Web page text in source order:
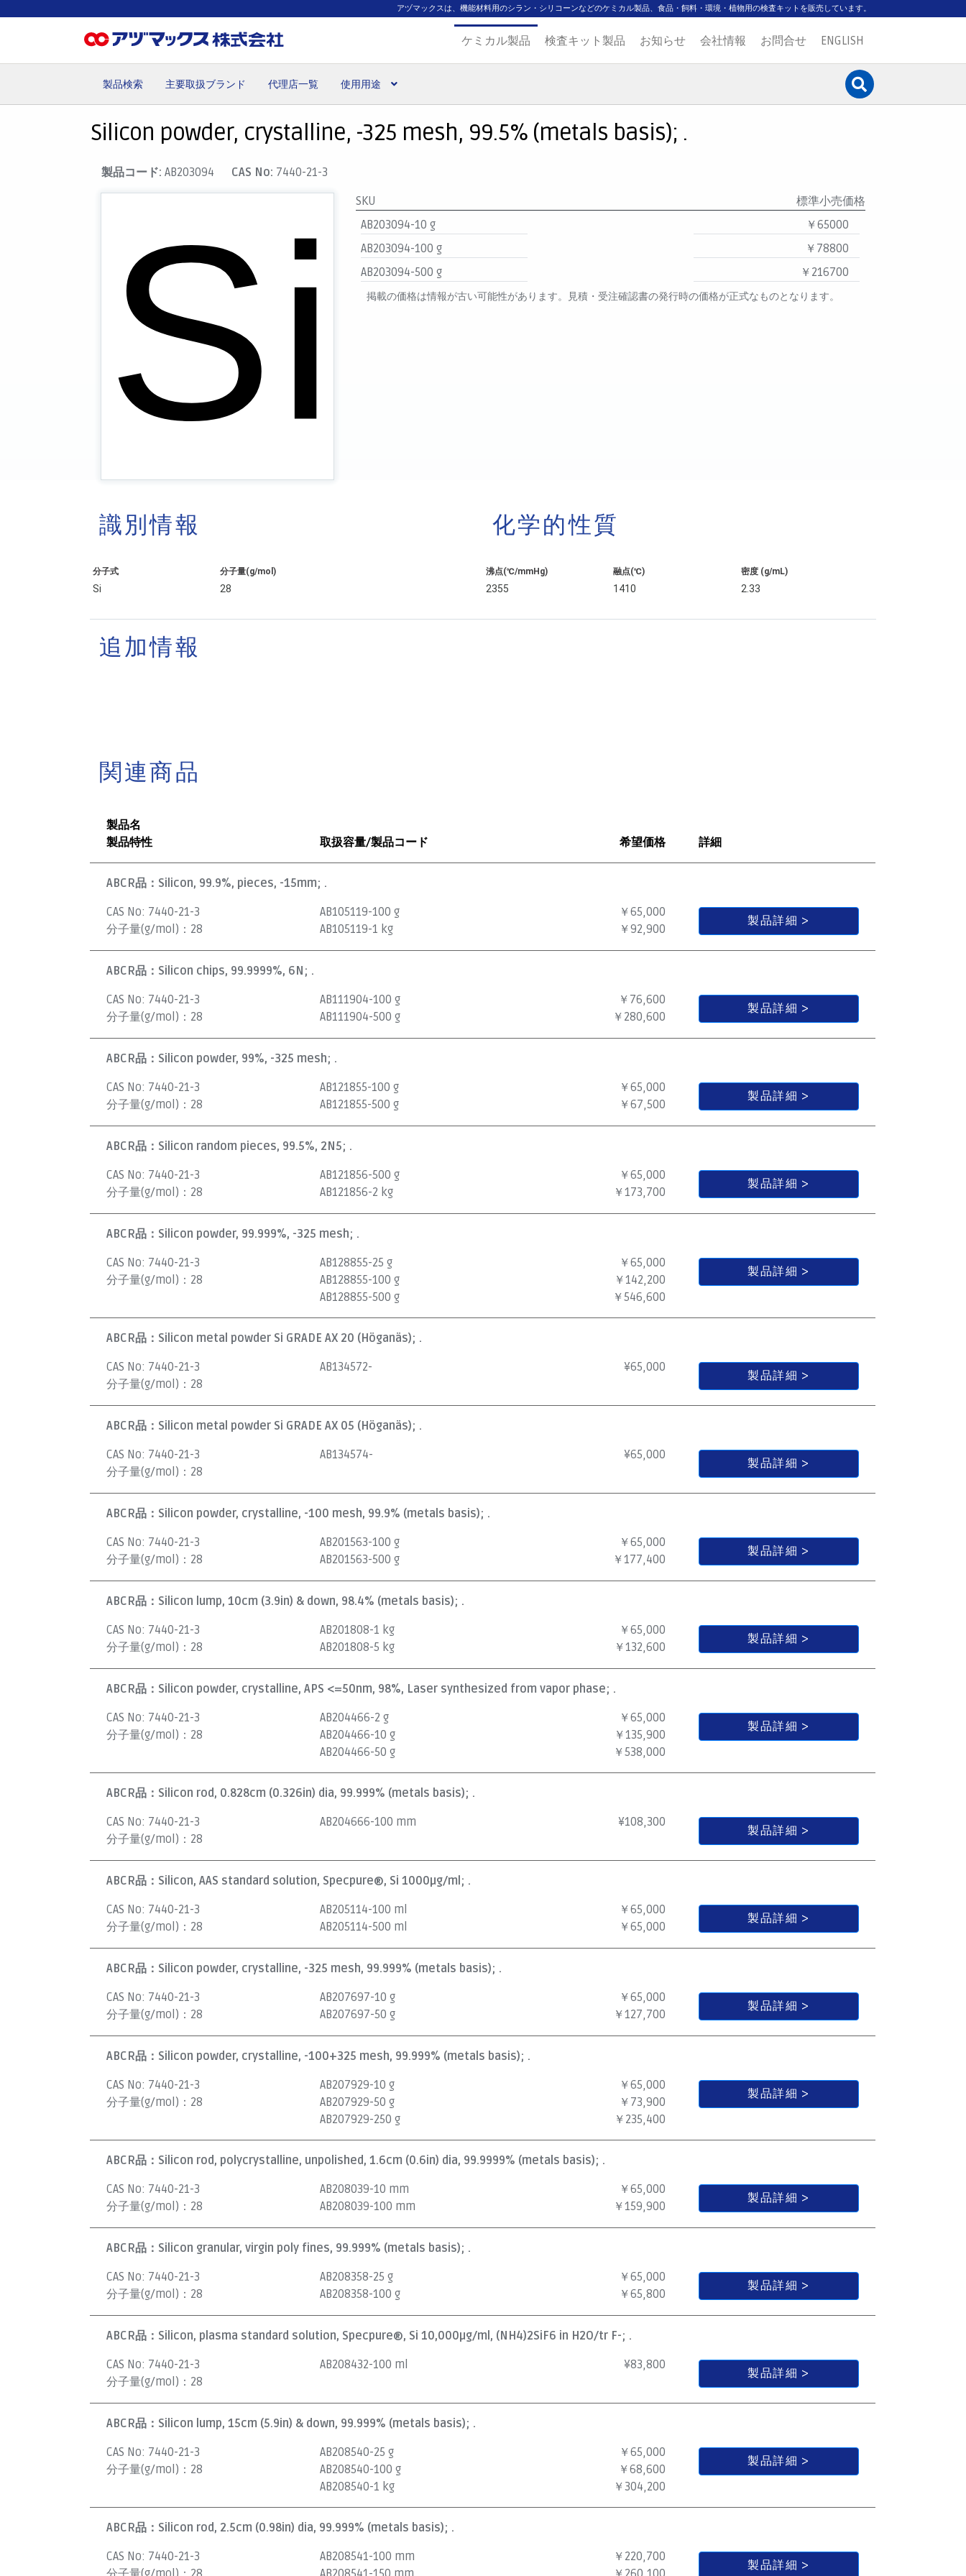
アヅマックスは、機能材料用のシラン・シリコーンなどのケミカル製品、食品・飼料・環境・植物用の検査キットを販売しています。
ケミカル製品 検査キット製品 お知らせ 会社情報 お問合せ ENGLISH
製品検索 主要取扱ブランド 代理店一覧 使用用途
Silicon powder, crystalline, -325 mesh, 99.5% (metals basis); .
製品コード:AB203094 CAS No: 7440-21-3
SKU
標準小売価格
AB203094-10 g
￥65000
AB203094-100 g
￥78800
AB203094-500 g
￥216700
掲載の価格は情報が古い可能性があります。見積・受注確認書の発行時の価格が正式なものとなります。
識別情報
分子式
Si
分子量(g/mol)
28
化学的性質
沸点(℃/mmHg)
2355
融点(℃)
1410
密度 (g/mL)
2.33
追加情報
関連商品
製品名
製品特性
取扱容量/製品コード 希望価格 詳細
ABCR品： Silicon, 99.9%, pieces, -15mm; .
CAS No: 7440-21-3
分子量(g/mol)： 28
AB105119-100 g
AB105119-1 kg
￥65,000
￥92,900
製品詳細
ABCR品： Silicon chips, 99.9999%, 6N; .
CAS No: 7440-21-3
分子量(g/mol)： 28
AB111904-100 g
AB111904-500 g
￥76,600
￥280,600
製品詳細
ABCR品： Silicon powder, 99%, -325 mesh; .
CAS No: 7440-21-3
分子量(g/mol)： 28
AB121855-100 g
AB121855-500 g
￥65,000
￥67,500
製品詳細
ABCR品： Silicon random pieces, 99.5%, 2N5; .
CAS No: 7440-21-3
分子量(g/mol)： 28
AB121856-500 g
AB121856-2 kg
￥65,000
￥173,700
製品詳細
ABCR品： Silicon powder, 99.999%, -325 mesh; .
CAS No: 7440-21-3
分子量(g/mol)： 28
AB128855-25 g
AB128855-100 g
AB128855-500 g
￥65,000
￥142,200
￥546,600
製品詳細
ABCR品： Silicon metal powder Si GRADE AX 20 (Höganäs); .
CAS No: 7440-21-3
分子量(g/mol)： 28
AB134572- ¥65,000
製品詳細
ABCR品： Silicon metal powder Si GRADE AX 05 (Höganäs); .
CAS No: 7440-21-3
分子量(g/mol)： 28
AB134574- ¥65,000
製品詳細
ABCR品： Silicon powder, crystalline, -100 mesh, 99.9% (metals basis); .
CAS No: 7440-21-3
分子量(g/mol)： 28
AB201563-100 g
AB201563-500 g
￥65,000
￥177,400
製品詳細
ABCR品： Silicon lump, 10cm (3.9in) & down, 98.4% (metals basis); .
CAS No: 7440-21-3
分子量(g/mol)： 28
AB201808-1 kg
AB201808-5 kg
￥65,000
￥132,600
製品詳細
ABCR品： Silicon powder, crystalline, APS <=50nm, 98%, Laser synthesized from vapor phase; .
CAS No: 7440-21-3
分子量(g/mol)： 28
AB204466-2 g
AB204466-10 g
AB204466-50 g
￥65,000
￥135,900
￥538,000
製品詳細
ABCR品： Silicon rod, 0.828cm (0.326in) dia, 99.999% (metals basis); .
CAS No: 7440-21-3
分子量(g/mol)： 28
AB204666-100 mm ¥108,300
製品詳細
ABCR品： Silicon, AAS standard solution, Specpure®, Si 1000µg/ml; .
CAS No: 7440-21-3
分子量(g/mol)： 28
AB205114-100 ml
AB205114-500 ml
￥65,000
￥65,000
製品詳細
ABCR品： Silicon powder, crystalline, -325 mesh, 99.999% (metals basis); .
CAS No: 7440-21-3
分子量(g/mol)： 28
AB207697-10 g
AB207697-50 g
￥65,000
￥127,700
製品詳細
ABCR品： Silicon powder, crystalline, -100+325 mesh, 99.999% (metals basis); .
CAS No: 7440-21-3
分子量(g/mol)： 28
AB207929-10 g
AB207929-50 g
AB207929-250 g
￥65,000
￥73,900
￥235,400
製品詳細
ABCR品： Silicon rod, polycrystalline, unpolished, 1.6cm (0.6in) dia, 99.9999% (metals basis); .
CAS No: 7440-21-3
分子量(g/mol)： 28
AB208039-10 mm
AB208039-100 mm
￥65,000
￥159,900
製品詳細
ABCR品： Silicon granular, virgin poly fines, 99.999% (metals basis); .
CAS No: 7440-21-3
分子量(g/mol)： 28
AB208358-25 g
AB208358-100 g
￥65,000
￥65,800
製品詳細
ABCR品： Silicon, plasma standard solution, Specpure®, Si 10,000µg/ml, (NH4)2SiF6 in H2O/tr F-; .
CAS No: 7440-21-3
分子量(g/mol)： 28
AB208432-100 ml ¥83,800
製品詳細
ABCR品： Silicon lump, 15cm (5.9in) & down, 99.999% (metals basis); .
CAS No: 7440-21-3
分子量(g/mol)： 28
AB208540-25 g
AB208540-100 g
AB208540-1 kg
￥65,000
￥68,600
￥304,200
製品詳細
ABCR品： Silicon rod, 2.5cm (0.98in) dia, 99.999% (metals basis); .
CAS No: 7440-21-3
AB208541-100 mm
￥220,700
製品詳細